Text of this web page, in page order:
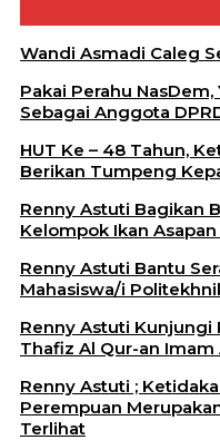
Wandi Asmadi Caleg
Pakai Perahu
Sebagai Anggota
HUT Ke – 48 Tahun,
Berikan Tumpeng
Renny Astuti Bagikan
Kelompok Ikan
Renny Astuti Bantu
Mahasiswa/i
Renny Astuti Kunjungi
Thafiz Al Qur-an Imam
Renny Astuti ;
Perempuan
Terlihat